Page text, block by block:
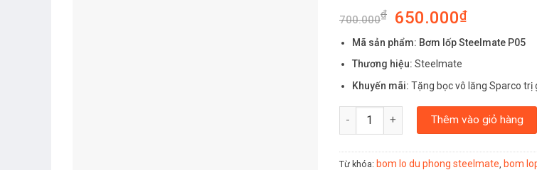
700.000₫ 650.000₫
Mã sản phẩm: Bơm lốp Steelmate P05
Thương hiệu: Steelmate
Khuyến mãi: Tặng bọc vô lăng Sparco trị
BƠM LỐP STEELMATE P05 số lượng
Thêm vào giỏ hàng
Từ khóa: bom lo du phong steelmate bom